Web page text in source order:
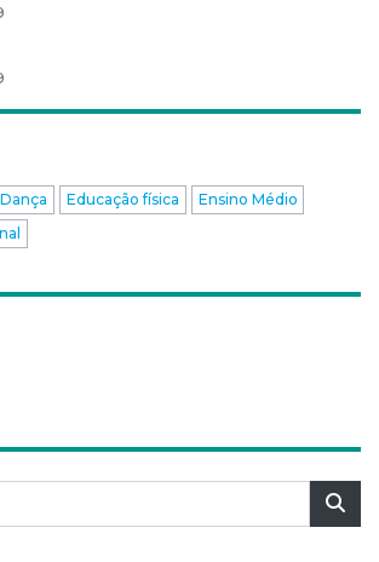
Dança Educação física
Ensino Médio
no Facebook
no Threads
no WhatsApp
no LinkedIn